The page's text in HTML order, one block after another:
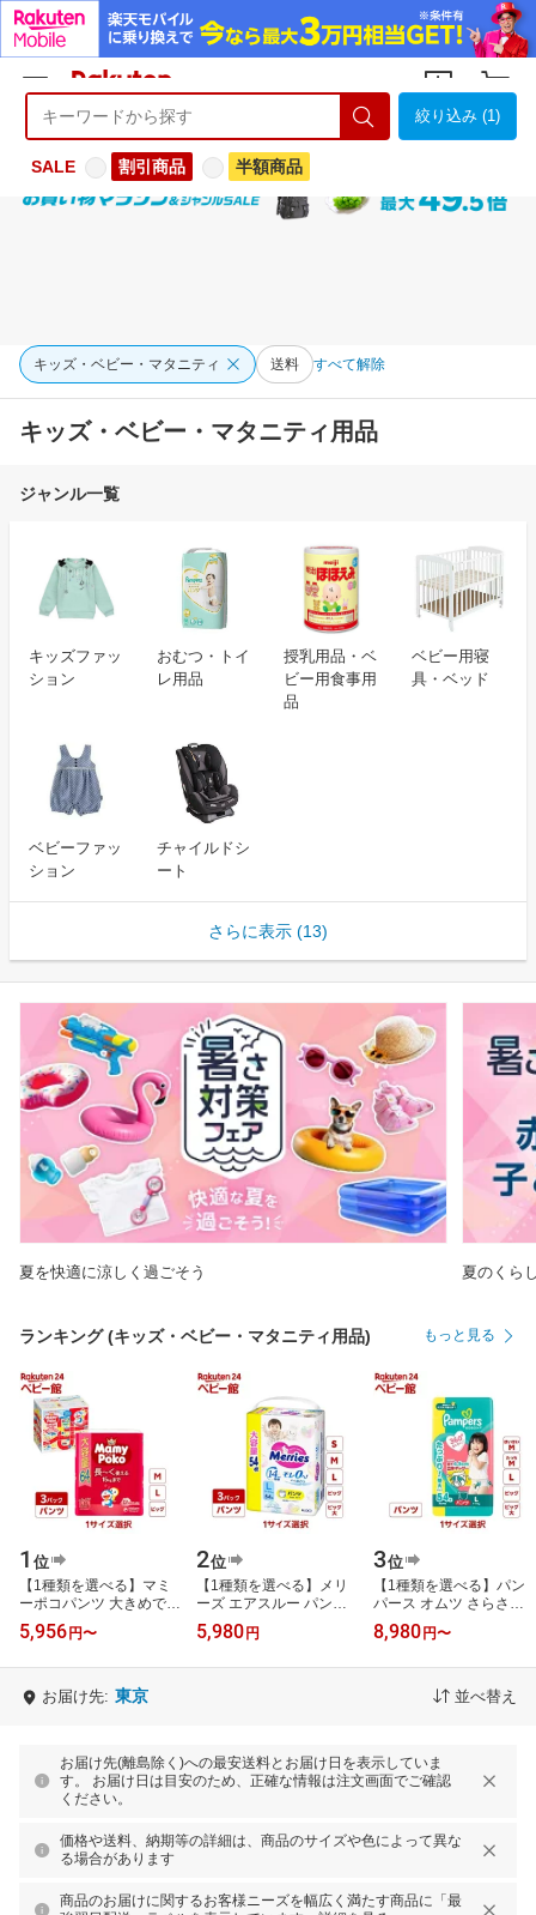
ようこそ 楽天市場へ ログイン
絞り込み (1)
SALE 割引商品 半額商品
キッズ・ベビー・マタニティ 送料 すべて解除
キッズ・ベビー・マタニティ用品
ジャンル一覧
キッズファッ
ション
おむつ・トイ
レ用品
授乳用品・ベ
ビー用食事用
品
ベビー用寝
具・ベッド
ベビーファッ
ション
チャイルドシ
ート
さらに表示 (13)
夏を快適に涼しく過ごそう 夏のくら
ランキング (キッズ・ベビー・マタニティ用品) もっと見る
1 位
【1種類を選べる】マミ
ーポコパンツ 大きめで
長〜く使える オムツ M L
BIG(3個)【マミーポコパ
5,956 円〜
2位
【1種類を選べる】メリ
ーズ エアスルー パンツ
梱販販売用(3袋入×1箱)
【メリーズ】[おむつ オ
5,980 円
3位
【1種類を選べる】パン
パース オムツ さらさら
ケア パンツ(1セット)
【パンパース】[さらさら
8,980 円〜
お届け先: 東京 並べ替え
お届け先(離島除く)への最安送料とお届け日を表示していま
す。 お届け日は目安のため、正確な情報は注文画面でご確認
ください。
価格や送料、納期等の詳細は、商品のサイズや色によって異な
る場合があります
商品のお届けに関するお客様ニーズを幅広く満たす商品に「最